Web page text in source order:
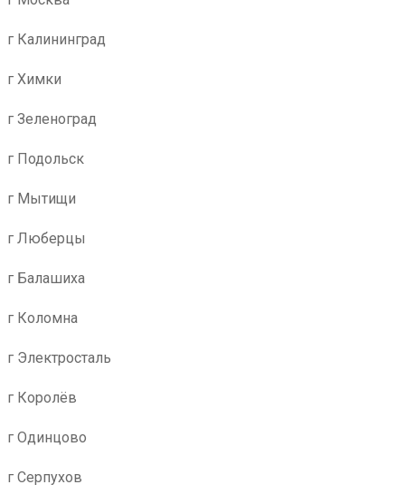
г Калининград
г Химки
г Зеленоград
г Подольск
г Мытищи
г Люберцы
г Балашиха
г Коломна
г Электросталь
г Королёв
г Одинцово
г Серпухов